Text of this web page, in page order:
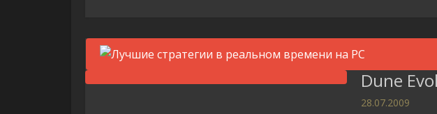
Dune
28.07.2009